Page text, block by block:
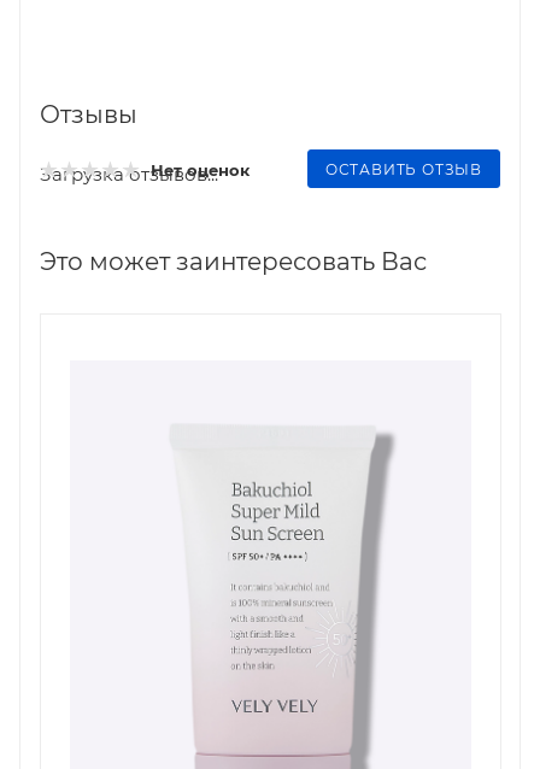
Отзывы
Нет оценок ОСТАВИТЬ ОТЗЫВ
Загрузка отзывов...
Это может заинтересовать Вас